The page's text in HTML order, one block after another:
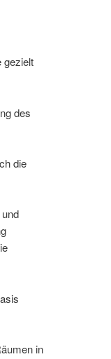
gezielt
des
die
in